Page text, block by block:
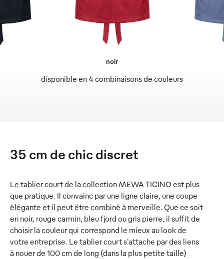
disponible en 4 combinaisons de couleurs
noir
35 cm de chic discret
Le tablier court de la collection MEWA TICINO est plus
que pratique. Il convainc par une ligne claire, une coupe
élégante et il peut être combiné à merveille. Que ce soit
en noir, rouge carmin, bleu fjord ou gris pierre, il suffit de
choisir la couleur qui correspond le mieux au look de
votre entreprise. Le tablier court s'attache par des liens
à nouer de 100 cm de long (dans la plus petite taille)